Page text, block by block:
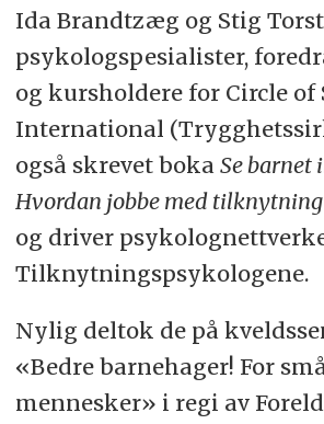
Ida Brandtzæg og Stig
psykologspesialister,
og kursholdere for Circle of
International
også skrevet boka Se barnet
Hvordan jobbe med
og driver
Tilknytningspsykologene.
Nylig deltok de på
«Bedre barnehager! For
mennesker» i regi av